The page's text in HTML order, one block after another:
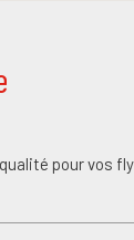
pour vos